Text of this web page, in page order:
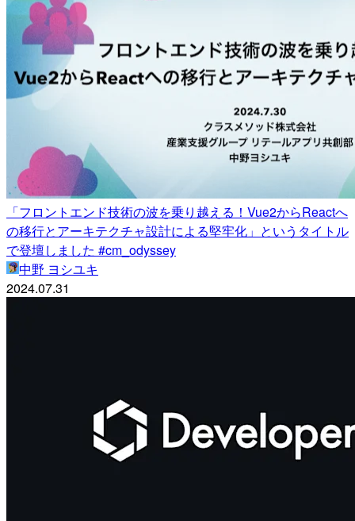
「フロントエンド技術の波を乗り越える！Vue2からReactへ
の移行とアーキテクチャ設計による堅牢化」というタイトル
で登壇しました #cm_odyssey
中野 ヨシユキ
2024.07.31